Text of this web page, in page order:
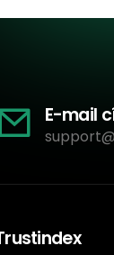
E-mail